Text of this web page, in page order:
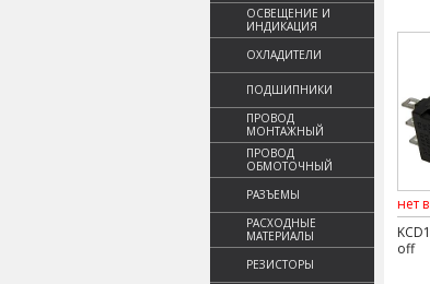
ОСВЕЩЕНИЕ И
ИНДИКАЦИЯ
ОХЛАДИТЕЛИ
ПОДШИПНИКИ
ПРОВОД
МОНТАЖНЫЙ
ПРОВОД
ОБМОТОЧНЫЙ
РАЗЪЕМЫ
РАСХОДНЫЕ
МАТЕРИАЛЫ
РЕЗИСТОРЫ
нет
off